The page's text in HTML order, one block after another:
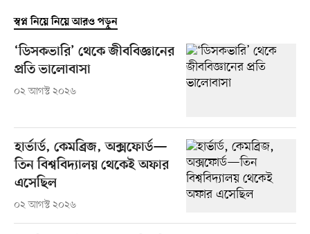
স্বপ্ন নিয়ে নিয়ে আরও পড়ুন
‘ডিসকভারি’ থেকে জীববিজ্ঞানের
প্রতি ভালোবাসা
০২ আগস্ট ২০২৬
হার্ভার্ড, কেমব্রিজ, অক্সফোর্ড—
তিন বিশ্ববিদ্যালয় থেকেই অফার
এসেছিল
০২ আগস্ট ২০২৬